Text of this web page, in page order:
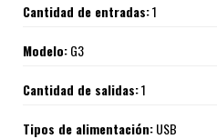
Cantidad de entradas:1
Modelo:G3
Cantidad de salidas:1
Tipos de alimentación:USB